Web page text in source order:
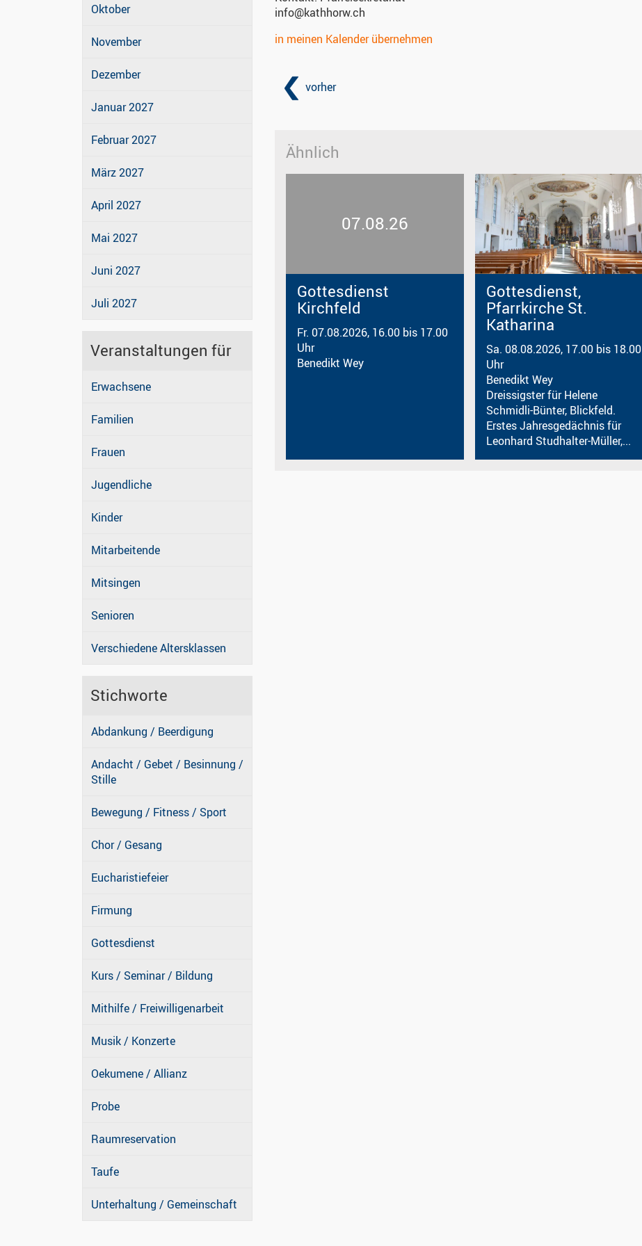
Oktober
November
Dezember
Januar 2027
Februar 2027
März 2027
April 2027
Mai 2027
Juni 2027
Juli 2027
Veranstaltungen für
Erwachsene
Familien
Frauen
Jugendliche
Kinder
Mitarbeitende
Mitsingen
Senioren
Verschiedene Altersklassen
Stichworte
Abdankung / Beerdigung
Andacht / Gebet / Besinnung /
Stille
Bewegung / Fitness / Sport
Chor / Gesang
Eucharistiefeier
Firmung
Gottesdienst
Kurs / Seminar / Bildung
Mithilfe / Freiwilligenarbeit
Musik / Konzerte
Oekumene / Allianz
Probe
Raumreservation
Taufe
Unterhaltung / Gemeinschaft
info@kathhorw.ch
in meinen Kalender übernehmen
vorher
Ähnlich
07.08.26
Gottesdienst
Kirchfeld
Fr. 07.08.2026, 16.00 bis 17.00
Uhr
Benedikt Wey
Gottesdienst,
Pfarrkirche St.
Katharina
Sa. 08.08.2026, 17.00 bis 18.00
Uhr
Benedikt Wey
Dreissigster für Helene
Schmidli-Bünter, Blickfeld.
Erstes Jahresgedächnis für
Leonhard Studhalter-Müller,...